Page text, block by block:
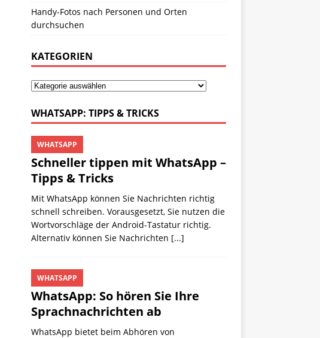
Handy-Fotos nach Personen und Orten
durchsuchen
KATEGORIEN
WHATSAPP: TIPPS & TRICKS
Schneller tippen mit WhatsApp –
Tipps & Tricks
WHATSAPP
Mit WhatsApp können Sie Nachrichten richtig
schnell schreiben. Vorausgesetzt, Sie nutzen die
Wortvorschläge der Android-Tastatur richtig.
Alternativ können Sie Nachrichten [...]
WhatsApp: So hören Sie Ihre
Sprachnachrichten ab
WHATSAPP
WhatsApp bietet beim Abhören von